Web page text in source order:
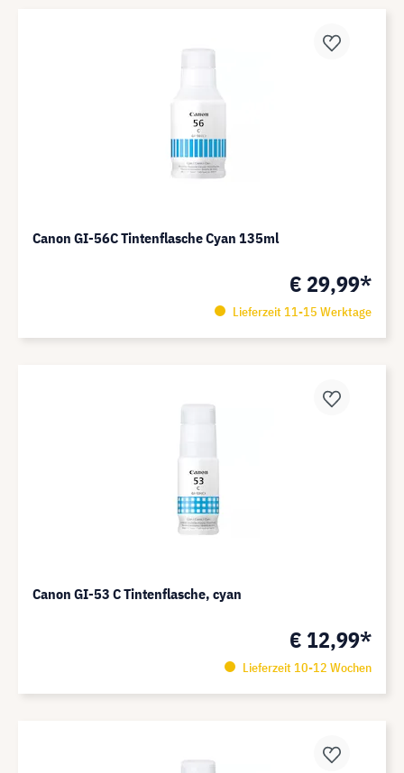
Canon GI-56C Tintenflasche Cyan 135ml
€ 29,99*
Lieferzeit 11-15 Werktage
Canon GI-53 C Tintenflasche, cyan
€ 12,99*
Lieferzeit 10-12 Wochen